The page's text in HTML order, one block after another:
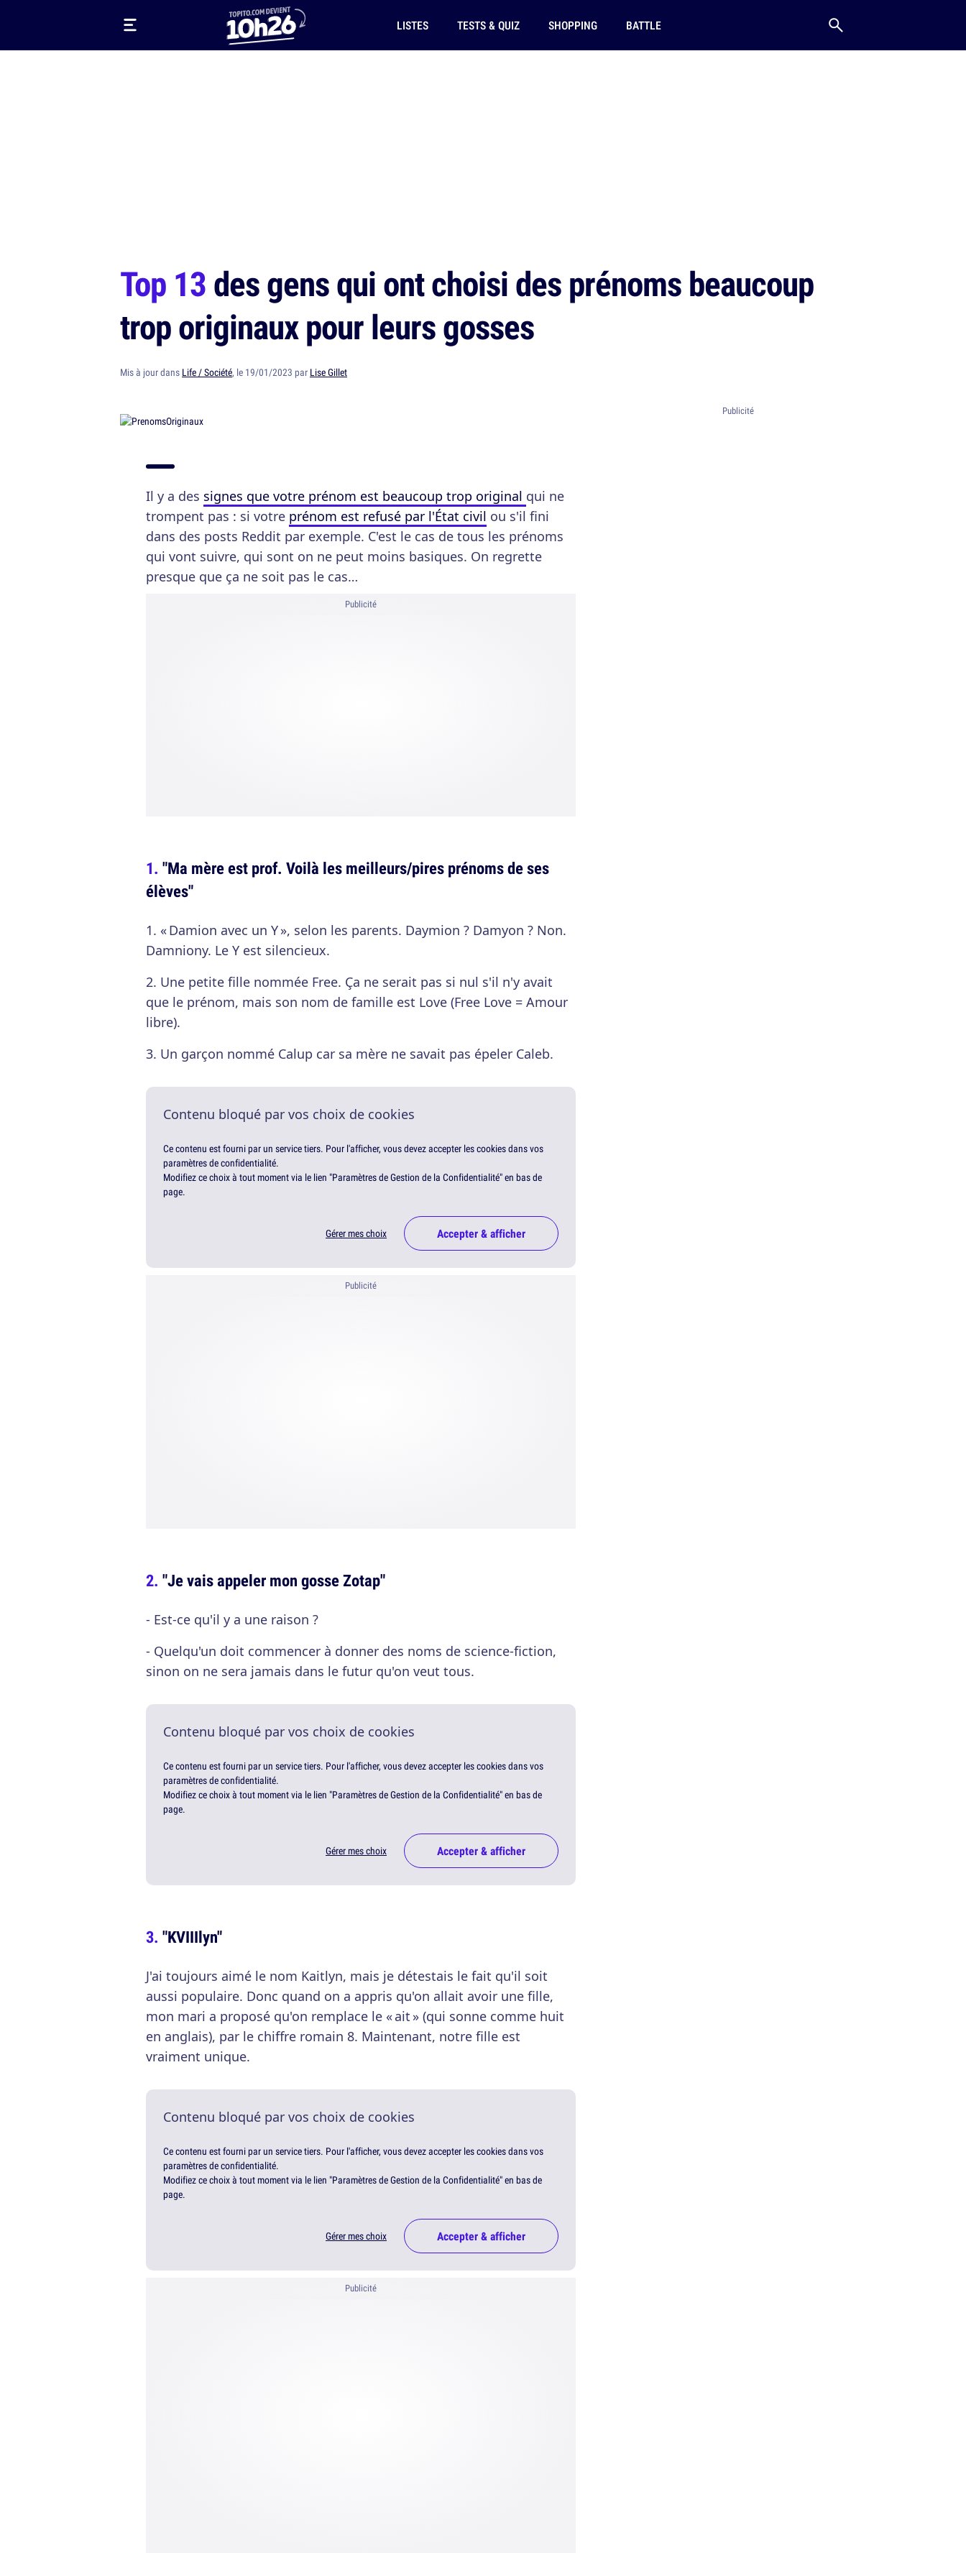
LISTES TESTS & QUIZ SHOPPING BATTLE
Top 13des gens qui ont choisi des prénoms beaucoup
trop originaux pour leurs gosses
Mis à jour dans Life / Société, le 19/01/2023 par Lise Gillet
Il y a des signes que votre prénom est beaucoup trop original qui ne
trompent pas : si votre prénom est refusé par l'État civil ou s'il fini
dans des posts Reddit par exemple. C'est le cas de tous les prénoms
qui vont suivre, qui sont on ne peut moins basiques. On regrette
presque que ça ne soit pas le cas…
Publicité
"Ma mère est prof. Voilà les meilleurs/pires prénoms de ses
élèves"
1. « Damion avec un Y », selon les parents. Daymion ? Damyon ? Non.
Damniony. Le Y est silencieux.
2. Une petite fille nommée Free. Ça ne serait pas si nul s'il n'y avait
que le prénom, mais son nom de famille est Love (Free Love = Amour
libre).
3. Un garçon nommé Calup car sa mère ne savait pas épeler Caleb.
Contenu bloqué par vos choix de cookies
Ce contenu est fourni par un service tiers. Pour l'afficher, vous devez accepter les cookies dans vos
paramètres de confidentialité.
Modifiez ce choix à tout moment via le lien "Paramètres de Gestion de la Confidentialité" en bas de
page.
Gérer mes choix Accepter & afficher
Publicité
"Je vais appeler mon gosse Zotap"
- Est-ce qu'il y a une raison ?
- Quelqu'un doit commencer à donner des noms de science-fiction,
sinon on ne sera jamais dans le futur qu'on veut tous.
Contenu bloqué par vos choix de cookies
Ce contenu est fourni par un service tiers. Pour l'afficher, vous devez accepter les cookies dans vos
paramètres de confidentialité.
Modifiez ce choix à tout moment via le lien "Paramètres de Gestion de la Confidentialité" en bas de
page.
Gérer mes choix Accepter & afficher
"KVIIIlyn"
J'ai toujours aimé le nom Kaitlyn, mais je détestais le fait qu'il soit
aussi populaire. Donc quand on a appris qu'on allait avoir une fille,
mon mari a proposé qu'on remplace le « ait » (qui sonne comme huit
en anglais), par le chiffre romain 8. Maintenant, notre fille est
vraiment unique.
Contenu bloqué par vos choix de cookies
Ce contenu est fourni par un service tiers. Pour l'afficher, vous devez accepter les cookies dans vos
paramètres de confidentialité.
Modifiez ce choix à tout moment via le lien "Paramètres de Gestion de la Confidentialité" en bas de
page.
Gérer mes choix Accepter & afficher
Publicité